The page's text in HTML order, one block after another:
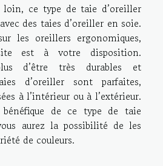
loin, ce type de taie d’oreiller
des taies d’oreiller en soie.
les oreillers ergonomiques,
est à votre disposition.
d’être très durables et
d’oreiller sont parfaites,
à l’intérieur ou à l’extérieur.
de ce type de taie
aurez la possibilité de les
de couleurs.